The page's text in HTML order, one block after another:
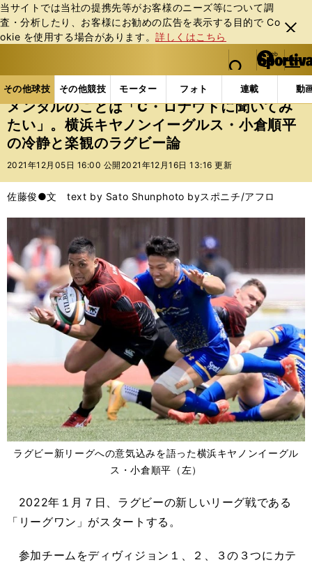
当サイトでは当社の提携先等がお客様のニーズ等について調
査・分析したり、お客様にお勧めの広告を表⽰する⽬的で Co
okie を使⽤する場合があります。詳しくはこちら
閉じ
る
web Sportiva (webスポルティーバ)
検索
マイペ
ー
ジ
メニュ
その他球技 その他競技 モーター フォト 連載 動
ス
ポ
ル
テ
ー
バ
その他球技の記事一覧 ラグビー メンタルのことは
メンタルのことは「C・ロナウドに聞いてみ
たい」。横浜キヤノンイーグルス・小倉順平
の冷静と楽観のラグビー論
2021年12月05日 16:00 公開 2021年12月16日 13:16 更新
佐藤俊●文 text by Sato Shunphoto byスポニチ/アフロ
ラグビー新リーグへの意気込みを語った横浜キヤノンイーグル
ス・小倉順平（左）
2022年１月７日、ラグビーの新しいリーグ戦である
「リーグワン」がスタートする。
参加チームをディヴィジョン１、２、３の３つにカテ